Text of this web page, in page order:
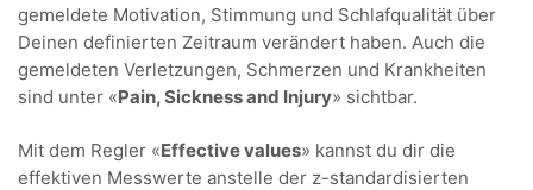
gemeldete Motivation, Stimmung und Schlafqualität über
Deinen definierten Zeitraum verändert haben. Auch die
gemeldeten Verletzungen, Schmerzen und Krankheiten
sind unter «Pain, Sickness and Injury» sichtbar.
Mit dem Regler «Effective values» kannst du dir die
effektiven Messwerte anstelle der z-standardisierten